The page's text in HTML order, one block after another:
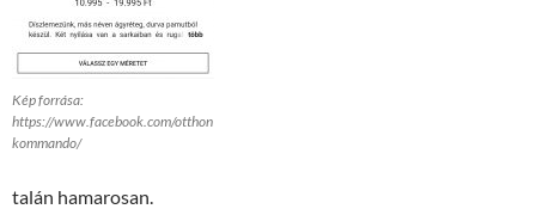
Kép forrása:
https://www.facebook.com/otthon
kommando/
talán hamarosan.